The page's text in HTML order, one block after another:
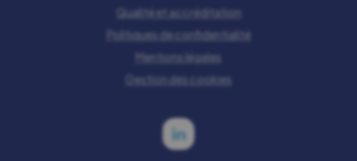
Qualité et accréditation
Politiques de confidentialité
Mentions légales
Gestion des cookies